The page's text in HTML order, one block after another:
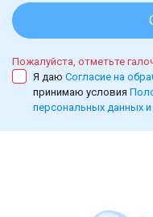
Пожалуйста, отметьте
Я даю Согласие на
принимаю условия
персональных данных